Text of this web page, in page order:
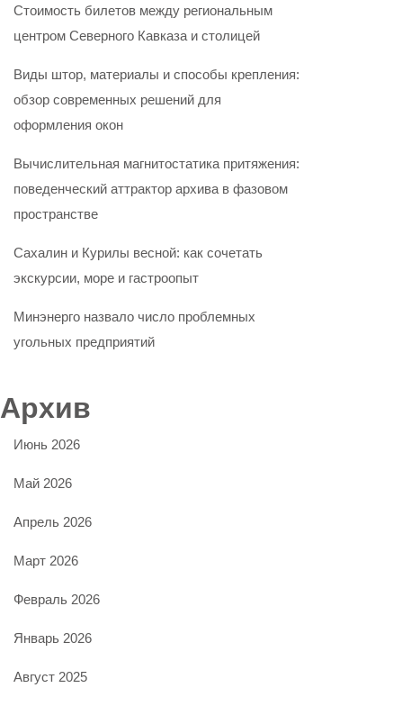
Стоимость билетов между региональным
центром Северного Кавказа и столицей
Виды штор, материалы и способы крепления:
обзор современных решений для
оформления окон
Вычислительная магнитостатика притяжения:
поведенческий аттрактор архива в фазовом
пространстве
Сахалин и Курилы весной: как сочетать
экскурсии, море и гастроопыт
Минэнерго назвало число проблемных
угольных предприятий
Архив
Июнь 2026
Май 2026
Апрель 2026
Март 2026
Февраль 2026
Январь 2026
Август 2025